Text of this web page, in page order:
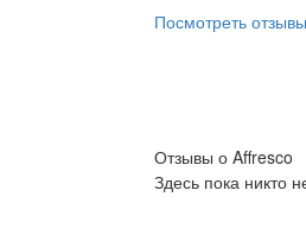
Посмотреть
Отзывы о Affresco
Здесь пока никто